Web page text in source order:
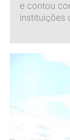
e contou
instituições